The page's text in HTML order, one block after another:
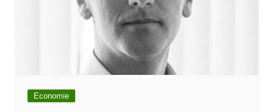
Economie